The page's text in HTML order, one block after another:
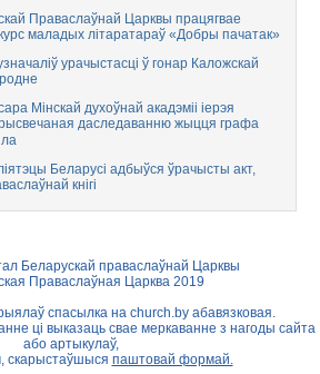
Праваслаўнай Царквы працягвае
маладых літаратараў «Добры пачатак»
урачыстасці ў гонар Каложскай
Мінскай духоўнай акадэміі іерэя
даследаванню жыцця графа
Беларусі адбыўся ўрачысты акт,
кнігі
Беларускай праваслаўнай Царквы
Праваслаўная Царква 2019
спасылка на church.by абавязковая.
ці выказаць свае меркаванне з нагоды сайта
або артыкулаў,
скарыстаўшыся паштовай формай.